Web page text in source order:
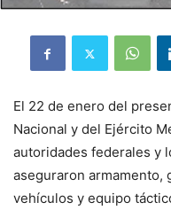
El 22 de enero del
Nacional y del Ejército
autoridades federales y
aseguraron armamento,
vehículos y equipo